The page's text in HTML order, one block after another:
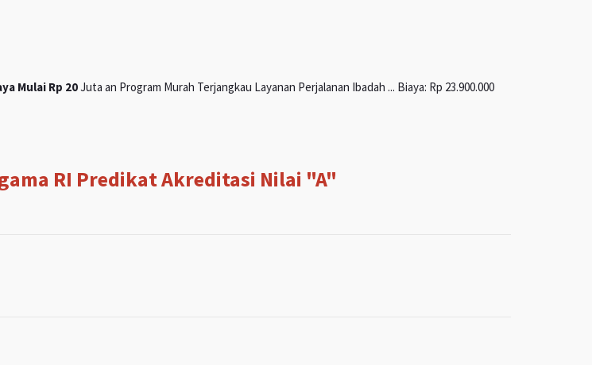
Mulai Rp 20Juta an Program Murah Terjangkau Layanan Perjalanan Ibadah ... Biaya: Rp 23.900.000
RI Predikat Akreditasi Nilai "A"